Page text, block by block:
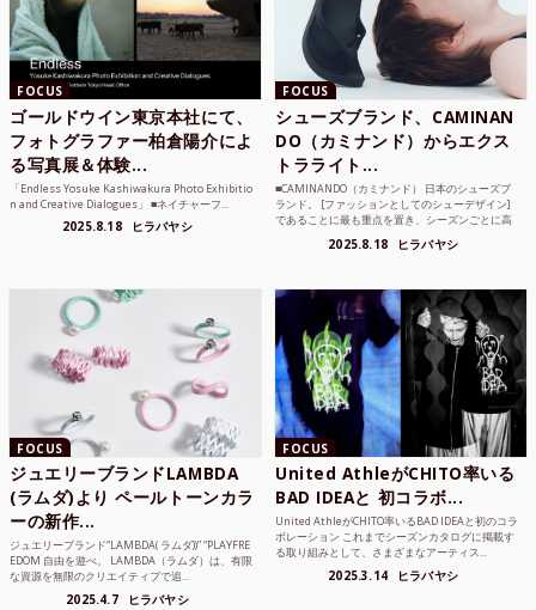
FOCUS
ゴールドウイン東京本社にて、
フォトグラファー柏倉陽介によ
る写真展＆体験...
「Endless Yosuke Kashiwakura Photo Exhibitio
n and Creative Dialogues」 ■ネイチャーフ...
2025.8.18 ヒラバヤシ
FOCUS
シューズブランド、CAMINAN
DO（カミナンド）からエクス
トラライト...
■CAMINANDO（カミナンド） 日本のシューズブ
ランド。 [ファッションとしてのシューデザイン]
であることに最も重点を置き、シーズンごとに高
2025.8.18 ヒラバヤシ
FOCUS
ジュエリーブランドLAMBDA
(ラムダ)より ペールトーンカラ
ーの新作...
ジュエリーブランド“LAMBDA( ラムダ))” “PLAYFRE
EDOM 自由を遊べ。 LAMBDA（ラムダ）は、有限
な資源を無限のクリエイティブで追...
2025.4.7 ヒラバヤシ
FOCUS
United AthleがCHITO率いる
BAD IDEAと 初コラボ...
United AthleがCHITO率いるBAD IDEAと初のコラ
ボレーション これまでシーズンカタログに掲載す
る取り組みとして、さまざまなアーティス...
2025.3.14 ヒラバヤシ